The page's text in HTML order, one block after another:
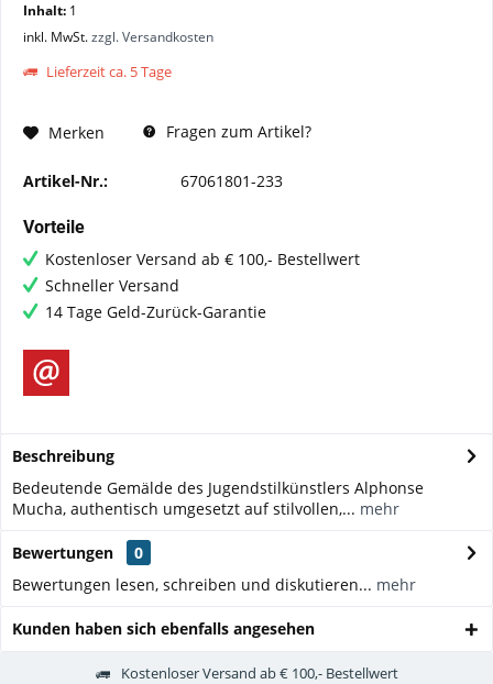
Inhalt: 1
inkl. MwSt.zzgl. Versandkosten
Lieferzeit ca. 5 Tage
Merken Fragen zum Artikel?
Artikel-Nr.: 67061801-233
Vorteile
Kostenloser Versand ab € 100,- Bestellwert
Schneller Versand
14 Tage Geld-Zurück-Garantie
Beschreibung
Bedeutende Gemälde des Jugendstilkünstlers Alphonse
Mucha, authentisch umgesetzt auf stilvollen,... mehr
Bewertungen
0
Bewertungen lesen, schreiben und diskutieren... mehr
Kunden haben sich ebenfalls angesehen
Kostenloser Versand ab € 100,- Bestellwert